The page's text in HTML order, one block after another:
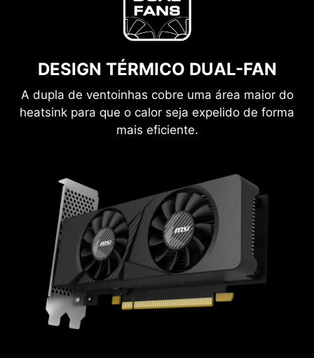
DESIGN TÉRMICO DUAL-FAN
A dupla de ventoinhas cobre uma área maior do
heatsink para que o calor seja expelido de forma
mais eficiente.